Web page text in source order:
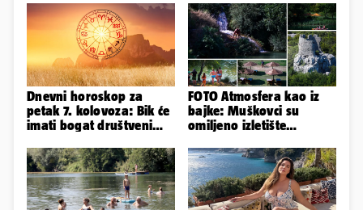
Dnevni horoskop za
petak 7. kolovoza: Bik će
imati bogat društveni
FOTO Atmosfera kao iz
bajke: Muškovci su
omiljeno izletište
zašto